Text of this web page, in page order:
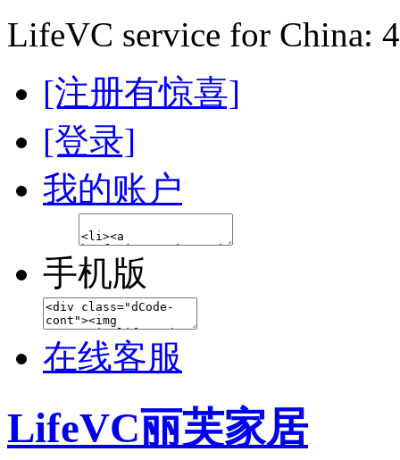
LifeVC service for China:
[注册有惊喜]
[登录]
我的账户
手机版
在线客服
LifeVC丽芙家居